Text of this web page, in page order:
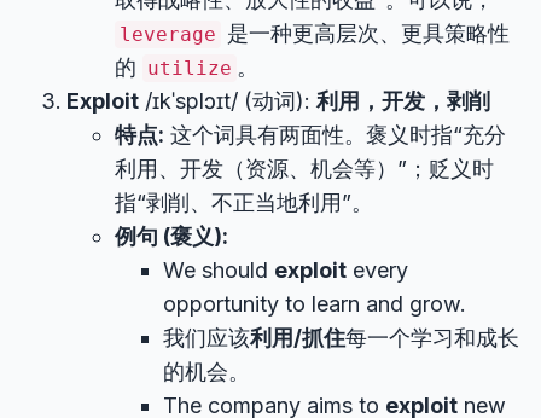
leverage 是一种更高层次、更具策略性
的 utilize 。
Exploit /ɪkˈsplɔɪt/ (动词): 利用，开发，剥削
特点: 这个词具有两面性。褒义时指“充分
利用、开发（资源、机会等）”；贬义时
指“剥削、不正当地利用”。
例句 (褒义):
We should exploit every
opportunity to learn and grow.
我们应该利用/抓住每一个学习和成长
的机会。
The company aims to exploit new